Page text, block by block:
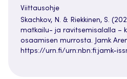
Viittausohje
Skachkov, N. & Riekkinen, S.
matkailu- ja ravitsemisalalla –
osaamisen murrosta. Jamk
https://urn.fi/urn:nbn:fi:jamk-